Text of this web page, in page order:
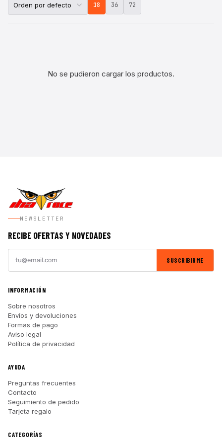
18 36 72
No se pudieron cargar los productos.
NEWSLETTER
RECIBE OFERTAS Y NOVEDADES
SUSCRIBIRME
INFORMACIÓN
Sobre nosotros
Envíos y devoluciones
Formas de pago
Aviso legal
Política de privacidad
AYUDA
Preguntas frecuentes
Contacto
Seguimiento de pedido
Tarjeta regalo
CATEGORÍAS